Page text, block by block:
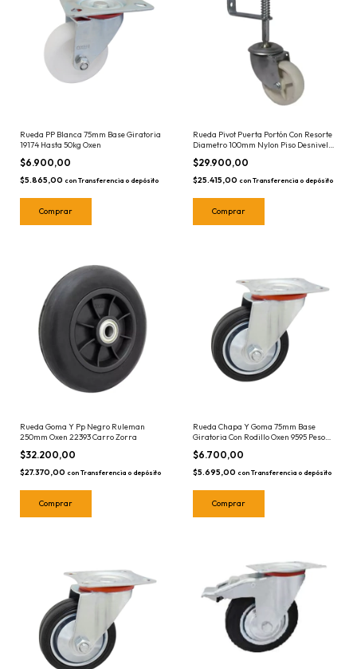
Rueda PP Blanca 75mm Base Giratoria
19174 Hasta 50kg Oxen
$6.900,00
$5.865,00 con Transferencia o depósito
Rueda Pivot Puerta Portón Con Resorte
Diametro 100mm Nylon Piso Desnivel
19248 Oxen
$29.900,00
$25.415,00 con Transferencia o depósito
Rueda Goma Y Pp Negro Ruleman
250mm Oxen 22393 Carro Zorra
$32.200,00
$27.370,00 con Transferencia o depósito
Rueda Chapa Y Goma 75mm Base
Giratoria Con Rodillo Oxen 9595 Peso
$6.700,00
$5.695,00 con Transferencia o depósito